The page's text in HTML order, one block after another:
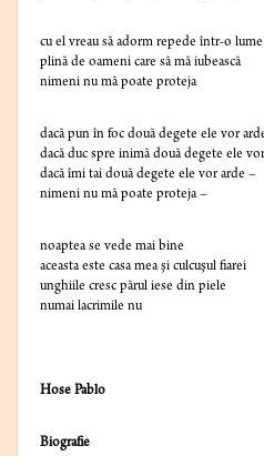
cu el vreau să adorm repede într-o lume
plină de oameni care să mă iubească
nimeni nu mă poate proteja
dacă pun în foc două degete ele vor
dacă duc spre inimă două degete ele
dacă îmi tai două degete ele vor arde –
nimeni nu mă poate proteja –
noaptea se vede mai bine
aceasta este casa mea şi culcuşul fiarei
unghiile cresc părul iese din piele
numai lacrimile nu
Hose Pablo
Biografie